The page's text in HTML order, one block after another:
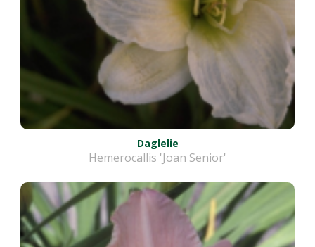
Daglelie
Hemerocallis 'Joan Senior'